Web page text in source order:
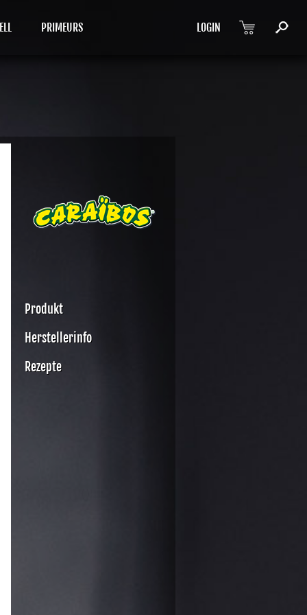
LOGIN
PRIMEURS
Produkt
Herstellerinfo
Rezepte